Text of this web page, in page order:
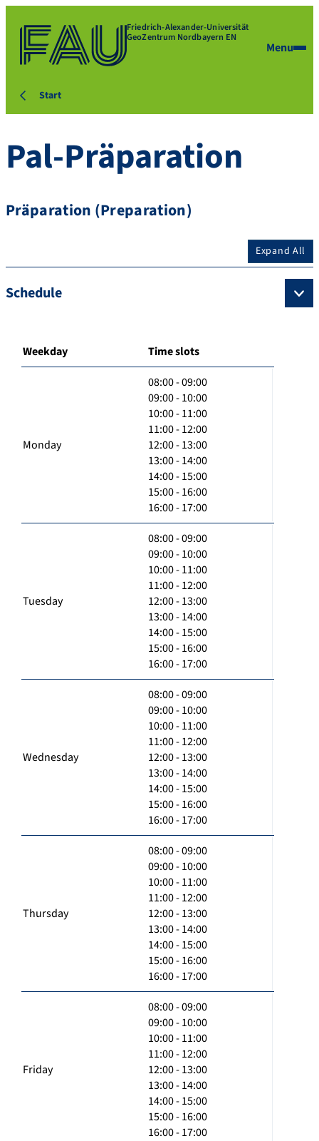
Friedrich-Alexander-Universität
GeoZentrum Nordbayern EN
Menu
Start
Pal-Präparation
Präparation (Preparation)
Expand All
Schedule
Weekday Time slots
Monday
08:00 - 09:00
09:00 - 10:00
10:00 - 11:00
11:00 - 12:00
12:00 - 13:00
13:00 - 14:00
14:00 - 15:00
15:00 - 16:00
16:00 - 17:00
Tuesday
08:00 - 09:00
09:00 - 10:00
10:00 - 11:00
11:00 - 12:00
12:00 - 13:00
13:00 - 14:00
14:00 - 15:00
15:00 - 16:00
16:00 - 17:00
Wednesday
08:00 - 09:00
09:00 - 10:00
10:00 - 11:00
11:00 - 12:00
12:00 - 13:00
13:00 - 14:00
14:00 - 15:00
15:00 - 16:00
16:00 - 17:00
Thursday
08:00 - 09:00
09:00 - 10:00
10:00 - 11:00
11:00 - 12:00
12:00 - 13:00
13:00 - 14:00
14:00 - 15:00
15:00 - 16:00
16:00 - 17:00
Friday
08:00 - 09:00
09:00 - 10:00
10:00 - 11:00
11:00 - 12:00
12:00 - 13:00
13:00 - 14:00
14:00 - 15:00
15:00 - 16:00
16:00 - 17:00